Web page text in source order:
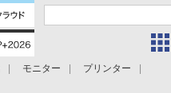
モニター
プリンター